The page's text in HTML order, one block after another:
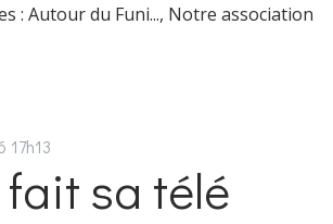
:Autour du Funi..., Notre association
17h13
sa télé